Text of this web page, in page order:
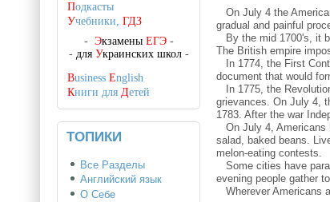
On July 4 the
gradual and painful
By the mid 1700's, it
The British empire
In 1774, the First
document that would
In 1775, the
grievances. On July 4,
1783. After the war
On July 4, Americans
salad, baked beans.
melon-eating contests.
Some cities have
evening people gather
Wherever Americans
Подкасты
Учебники, ГДЗ
- Экзамены ЕГЭ-
- для Украинских школ-
BusinessEnglish
Книги дляДетей
ТОПИКИ
Все Разделы
Английский язык
О Себе